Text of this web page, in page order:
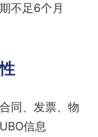
不足6个月
同、发票、物
信息